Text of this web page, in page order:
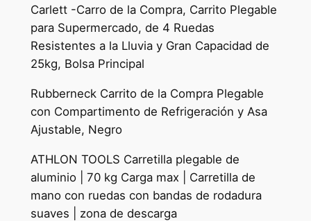
Carlett -Carro de la Compra, Carrito Plegable
para Supermercado, de 4 Ruedas
Resistentes a la Lluvia y Gran Capacidad de
25kg, Bolsa Principal
Rubberneck Carrito de la Compra Plegable
con Compartimento de Refrigeración y Asa
Ajustable, Negro
ATHLON TOOLS Carretilla plegable de
aluminio | 70 kg Carga max | Carretilla de
mano con ruedas con bandas de rodadura
suaves | zona de descarga